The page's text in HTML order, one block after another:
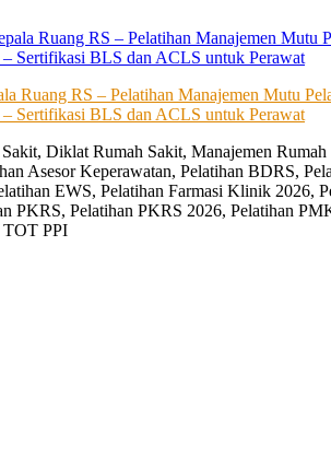
Ruang RS – Pelatihan Manajemen Mutu
– Sertifikasi BLS dan ACLS untuk Perawat
Diklat Rumah Sakit, Manajemen
Asesor Keperawatan, Pelatihan BDRS,
EWS, Pelatihan Farmasi Klinik 2026,
Pelatihan PKRS 2026, Pelatihan
TOT PPI